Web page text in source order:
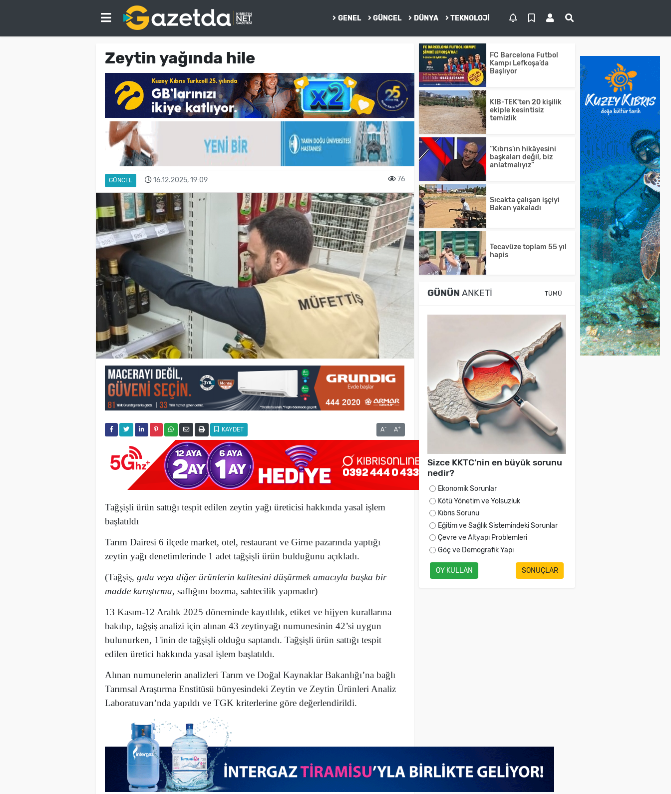
GENEL GÜNCEL DÜNYA TEKNOLOJI
Zeytin yağında hile
GÜNCEL 16.12.2025, 19:09 76
KAYDET A- A+
Tağşişli ürün sattığı tespit edilen zeytin yağı üreticisi hakkında yasal işlem
başlatıldı
Tarım Dairesi 6 ilçede market, otel, restaurant ve Girne pazarında yaptığı
zeytin yağı denetimlerinde 1 adet tağşişli ürün bulduğunu açıkladı.
(Tağşiş, gıda veya diğer ürünlerin kalitesini düşürmek amacıyla başka bir
madde karıştırma, saflığını bozma, sahtecilik yapmadır)
13 Kasım-12 Aralık 2025 döneminde kayıtlılık, etiket ve hijyen kurallarına
bakılıp, tağşiş analizi için alınan 43 zeytinyağı numunesinin 42’si uygun
bulunurken, 1'inin de tağşişli olduğu saptandı. Tağşişli ürün sattığı tespit
edilen üretici hakkında yasal işlem başlatıldı.
Alınan numunelerin analizleri Tarım ve Doğal Kaynaklar Bakanlığı’na bağlı
Tarımsal Araştırma Enstitüsü bünyesindeki Zeytin ve Zeytin Ürünleri Analiz
Laboratuvarı’nda yapıldı ve TGK kriterlerine göre değerlendirildi.
FC Barcelona Futbol
Kampı Lefkoşa’da
Başlıyor
KIB-TEK'ten 20 kişilik
ekiple kesintisiz
temizlik
“Kıbrıs’ın hikâyesini
başkaları değil, biz
anlatmalıyız”
Sıcakta çalışan işçiyi
Bakan yakaladı
Tecavüze toplam 55 yıl
hapis
GÜNÜN ANKETI TÜMÜ
Sizce KKTC’nin en büyük sorunu
nedir?
Ekonomik Sorunlar
Kötü Yönetim ve Yolsuzluk
Kıbrıs Sorunu
Eğitim ve Sağlık Sistemindeki Sorunlar
Çevre ve Altyapı Problemleri
Göç ve Demografik Yapı
OY KULLAN SONUÇLAR